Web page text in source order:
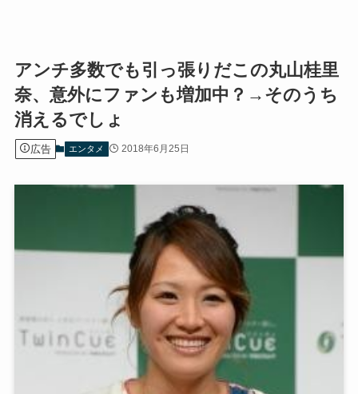
アンチ多数でも引っ張りだこの丸山桂里
奈、意外にファンも増加中？→そのうち
消えるでしょ
広告 エンタメ 2018年6月25日